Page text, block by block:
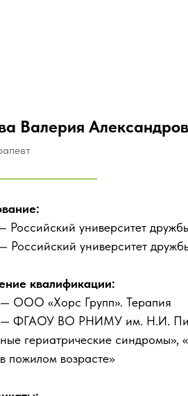
Валерия
Российский университет
Российский университет
квалификации:
ООО «Хорс Групп». Терапия
— ФГАОУ ВО РНИМУ им. Н.И.
гериатрические синдромы»,
пожилом возрасте»